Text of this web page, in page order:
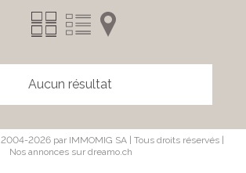
Aucun résultat
2004-2026 par IMMOMIG SA | Tous droits réservés |
Nos annonces sur dreamo.ch